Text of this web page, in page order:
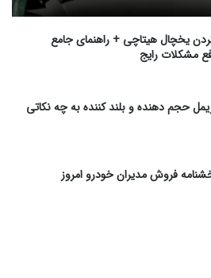
یخچال هیتاچی + راهنمای جامع
مشکلات رایج
حجم دهنده و بلند کننده به چه نکاتی
فروش مدیران خودرو امروز